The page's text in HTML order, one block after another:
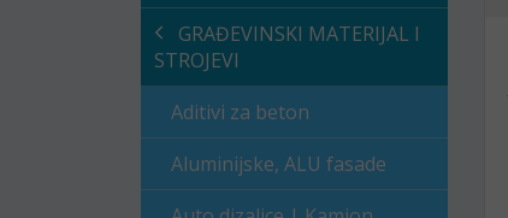
GRAĐEVINSKI MATERIJAL I
STROJEVI
Aditivi za beton
Aluminijske, ALU fasade